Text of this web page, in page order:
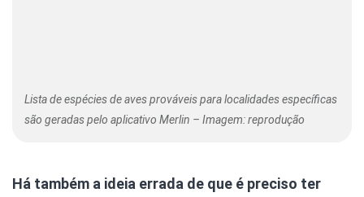
Lista de espécies de aves prováveis para localidades específicas
são geradas pelo aplicativo Merlin – Imagem: reprodução
Há também a ideia errada de que é preciso ter